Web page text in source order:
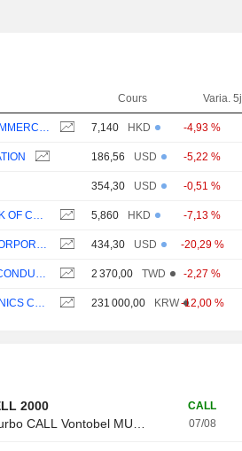
Cours Varia. 5j.
7,140 HKD -4,93 %
186,56 USD -5,22 %
354,30 USD -0,51 %
5,860 HKD -7,13 %
434,30 USD -20,29 %
2 370,00 TWD -2,27 %
231 000,00 KRW-12,00 %
2000
CALL Vontobel MU13V
CALL
07/08